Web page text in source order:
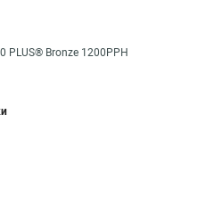
PLUS® Bronze 1200PPH